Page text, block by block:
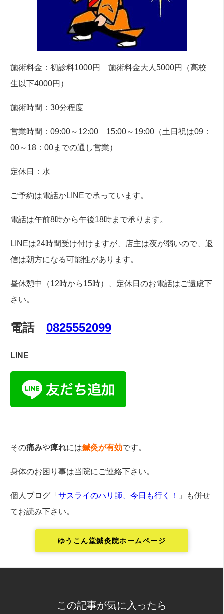
施術料金：初診料1000円 施術料金大人5000円（高校
生以下4000円）
施術時間：30分程度
営業時間：09:00～12:00 15:00～19:00（土日祝は09：
00～18：00までの通し営業）
定休日：水
ご予約は電話かLINEで承っています。
電話は午前8時から午後18時まで承ります。
LINEは24時間受け付けますが、店主は夜が弱いので、返
信は朝方になる可能性があります。
昼休憩中（12時から15時）、定休日のお電話はご遠慮下
さい。
電話 0825552099
LINE
その痛みや痺れには鍼灸が有効です。
身体のお困り事は当院にご連絡下さい。
個人ブログ「 サスライのハリ師、今日も行く！
」も併せ
てお読み下さい。
ゆうこん堂鍼灸院ホームページ
この記事が気に入ったら